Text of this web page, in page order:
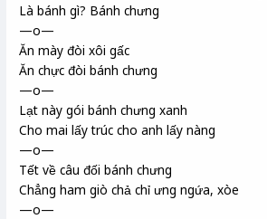
Là bánh gì? Bánh chưng
—o—
Ăn mày đòi xôi gấc
Ăn chực đòi bánh chưng
—o—
Lạt này gói bánh chưng xanh
Cho mai lấy trúc cho anh lấy nàng
—o—
Tết về câu đối bánh chưng
Chẳng ham giò chả chỉ ưng ngứa, xòe
—o—